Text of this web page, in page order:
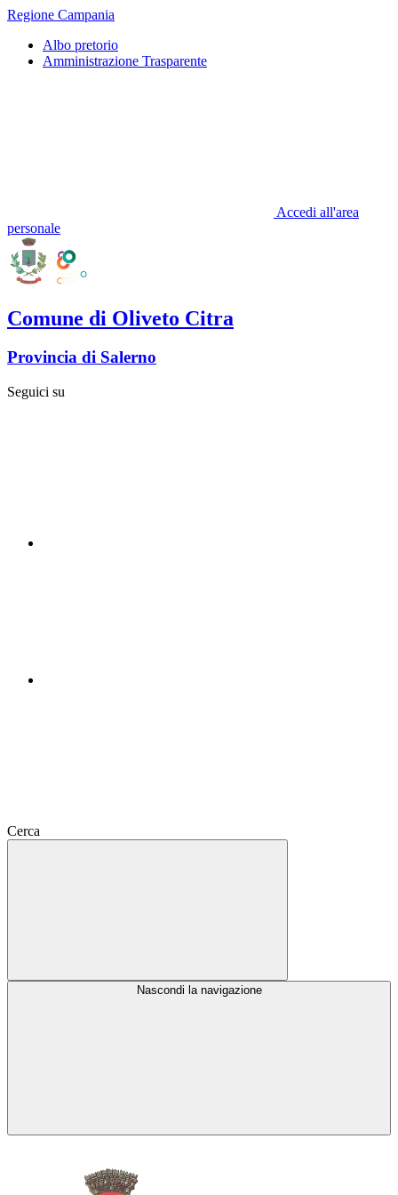
Regione Campania
Albo pretorio
Amministrazione Trasparente
Accedi all'area
personale
Comune di Oliveto Citra
Provincia di Salerno
Seguici su
Cerca
Nascondi la navigazione